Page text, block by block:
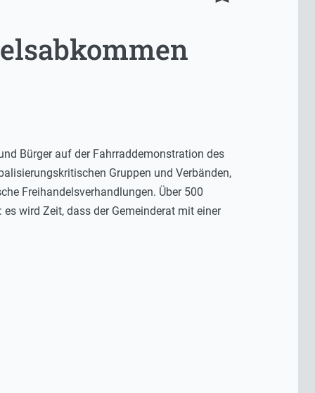
Bürger auf der Fahrraddemonstration des
Gruppen und Verbänden,
Freihandelsverhandlungen. Über 500
wird Zeit, dass der Gemeinderat mit einer